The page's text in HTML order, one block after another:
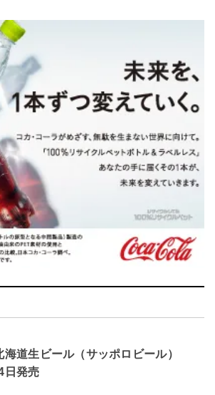
道生ビール（サッポロビール）
日発売